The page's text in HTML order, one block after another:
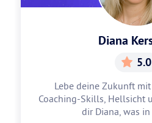
Diana
5.0
Lebe deine Zukunft
Coaching-Skills, Hellsicht
dir Diana, was